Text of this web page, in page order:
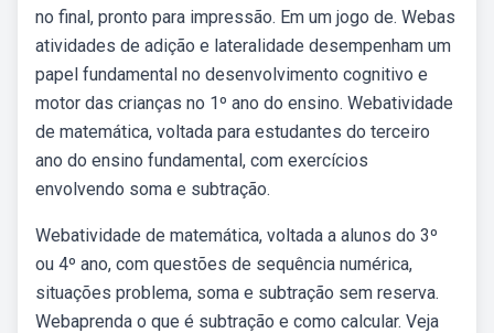
no final, pronto para impressão. Em um jogo de. Webas
atividades de adição e lateralidade desempenham um
papel fundamental no desenvolvimento cognitivo e
motor das crianças no 1º ano do ensino. Webatividade
de matemática, voltada para estudantes do terceiro
ano do ensino fundamental, com exercícios
envolvendo soma e subtração.
Webatividade de matemática, voltada a alunos do 3º
ou 4º ano, com questões de sequência numérica,
situações problema, soma e subtração sem reserva.
Webaprenda o que é subtração e como calcular. Veja